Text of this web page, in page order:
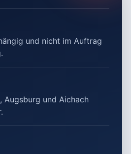
und nicht im Auftrag
Augsburg und Aichach